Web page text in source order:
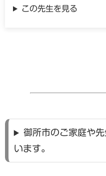
この先生を見る
御所市のご家庭や
います。